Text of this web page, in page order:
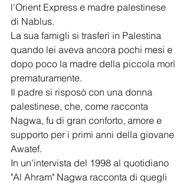
l'Orient Express e madre palestinese
di Nablus.
La sua famigli si trasferì in Palestina
quando lei aveva ancora pochi mesi e
dopo poco la madre della piccola morì
prematuramente.
Il padre si risposò con una donna
palestinese, che, come racconta
Nagwa, fu di gran conforto, amore e
supporto per i primi anni della giovane
Awatef.
In un'intervista del 1998 al quotidiano
"Al Ahram" Nagwa racconta di quegli